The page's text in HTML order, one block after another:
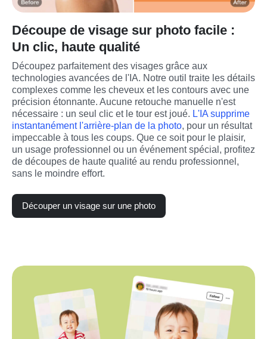
Découpe de visage sur photo facile :
Un clic, haute qualité
Découpez parfaitement des visages grâce aux
technologies avancées de l'IA. Notre outil traite les détails
complexes comme les cheveux et les contours avec une
précision étonnante. Aucune retouche manuelle n'est
nécessaire : un seul clic et le tour est joué. L'IA supprime
instantanément l'arrière-plan de la photo, pour un résultat
impeccable à tous les coups. Que ce soit pour le plaisir,
un usage professionnel ou un événement spécial, profitez
de découpes de haute qualité au rendu professionnel,
sans le moindre effort.
Découper un visage sur une photo